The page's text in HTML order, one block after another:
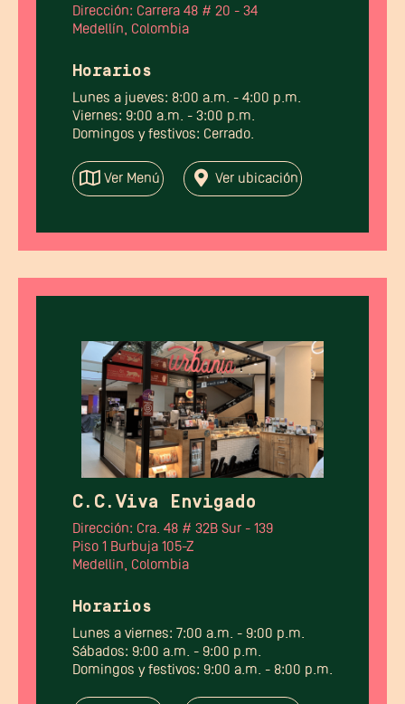
Dirección: Carrera 48 # 20 - 34
Medellín, Colombia
Horarios
Lunes a jueves: 8:00 a.m. - 4:00 p.m.
Viernes: 9:00 a.m. - 3:00 p.m.
Domingos y festivos: Cerrado.
Ver Menú Ver ubicación
C.C.Viva Envigado
Dirección: Cra. 48 # 32B Sur - 139
Piso 1 Burbuja 105-Z
Medellin, Colombia
Horarios
Lunes a viernes: 7:00 a.m. - 9:00 p.m.
Sábados: 9:00 a.m. - 9:00 p.m.
Domingos y festivos: 9:00 a.m. - 8:00 p.m.